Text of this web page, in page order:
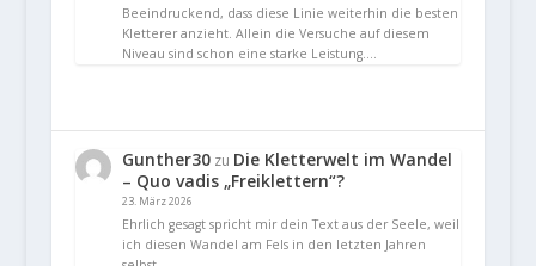
Beeindruckend, dass diese Linie weiterhin die besten
Kletterer anzieht. Allein die Versuche auf diesem
Niveau sind schon eine starke Leistung.…
Gunther30zu Die Kletterwelt im Wandel
– Quo vadis „Freiklettern“?
23. März 2026
Ehrlich gesagt spricht mir dein Text aus der Seele, weil
ich diesen Wandel am Fels in den letzten Jahren